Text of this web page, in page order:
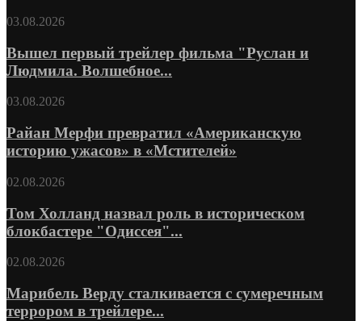
03.08.2026
Вышел первый трейлер фильма "Руслан и
Людмила. Волшебное...
03.08.2026
Райан Мерфи превратил «Американскую
историю ужасов» в «Мстителей»
02.08.2026
Том Холланд назвал роль в историческом
блокбастере "Одиссея"...
02.08.2026
Марибель Верду сталкивается с сумеречным
террором в трейлере...